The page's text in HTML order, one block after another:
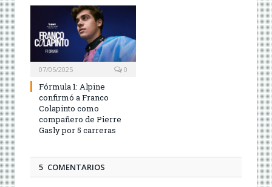
07/05/2025 0
Fórmula 1: Alpine
confirmó a Franco
Colapinto como
compañero de Pierre
Gasly por 5 carreras
5 COMENTARIOS